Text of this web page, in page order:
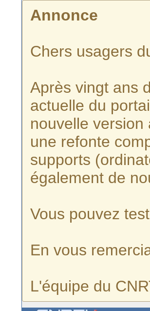
Annonce
Chers usagers
Après vingt ans
actuelle du
nouvelle version
une refonte
supports
également de
Vous pouvez
En vous
L'équipe du